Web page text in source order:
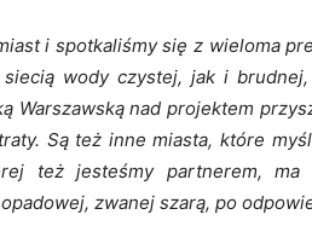
i spotkaliśmy się z wieloma
wody czystej, jak i
Warszawską nad projektem
Są też inne miasta, które
też jesteśmy partnerem, ma
zwanej szarą, po